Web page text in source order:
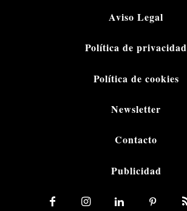
Aviso Legal
Política de privacidad
Política de cookies
Newsletter
Contacto
Publicidad